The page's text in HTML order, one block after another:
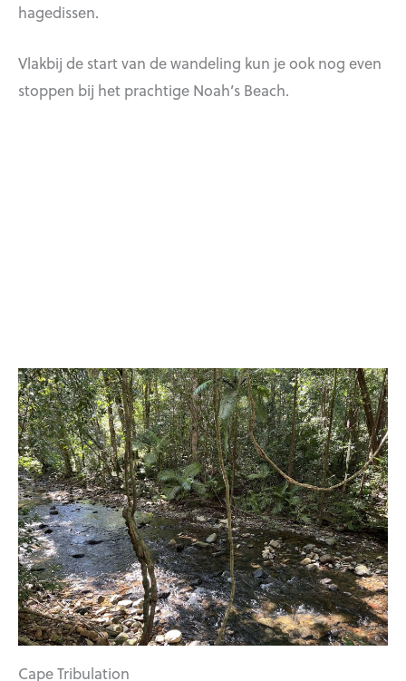
hagedissen.
Vlakbij de start van de wandeling kun je ook nog even
stoppen bij het prachtige Noah’s Beach.
Cape Tribulation